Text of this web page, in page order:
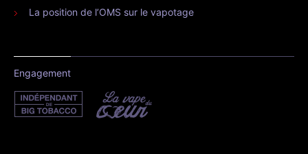
La position de l’OMS sur le vapotage
Engagement